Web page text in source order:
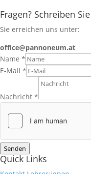
Fragen? Schreiben
Sie erreichen uns unter:
office@pannoneum.at
Name *
E-Mail *
Nachricht *
Senden
Quick Links